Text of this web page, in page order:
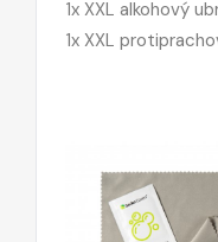
1x XXL alkohový
1x XXL